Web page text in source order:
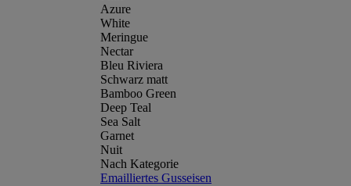
Azure
White
Meringue
Nectar
Bleu Riviera
Schwarz matt
Bamboo Green
Deep Teal
Sea Salt
Garnet
Nuit
Nach Kategorie
Emailliertes Gusseisen